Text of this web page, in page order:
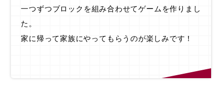
一つずつブロックを組み合わせてゲームを作りまし
た。
家に帰って家族にやってもらうのが楽しみです！